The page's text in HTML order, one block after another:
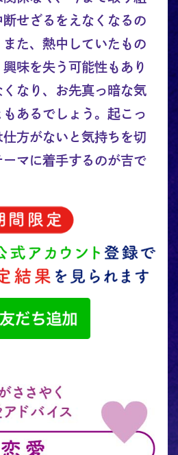
せざるをえなくなるの
た、熱中していたもの
味を失う可能性もあり
くなり、お先真っ暗な気
あるでしょう。起こっ
方がないと気持ちを切
ーマに着手するのが吉で